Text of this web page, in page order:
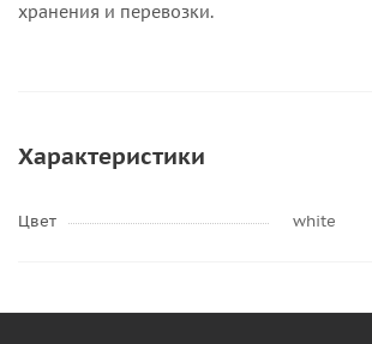
хранения и перевозки.
Характеристики
Цвет white